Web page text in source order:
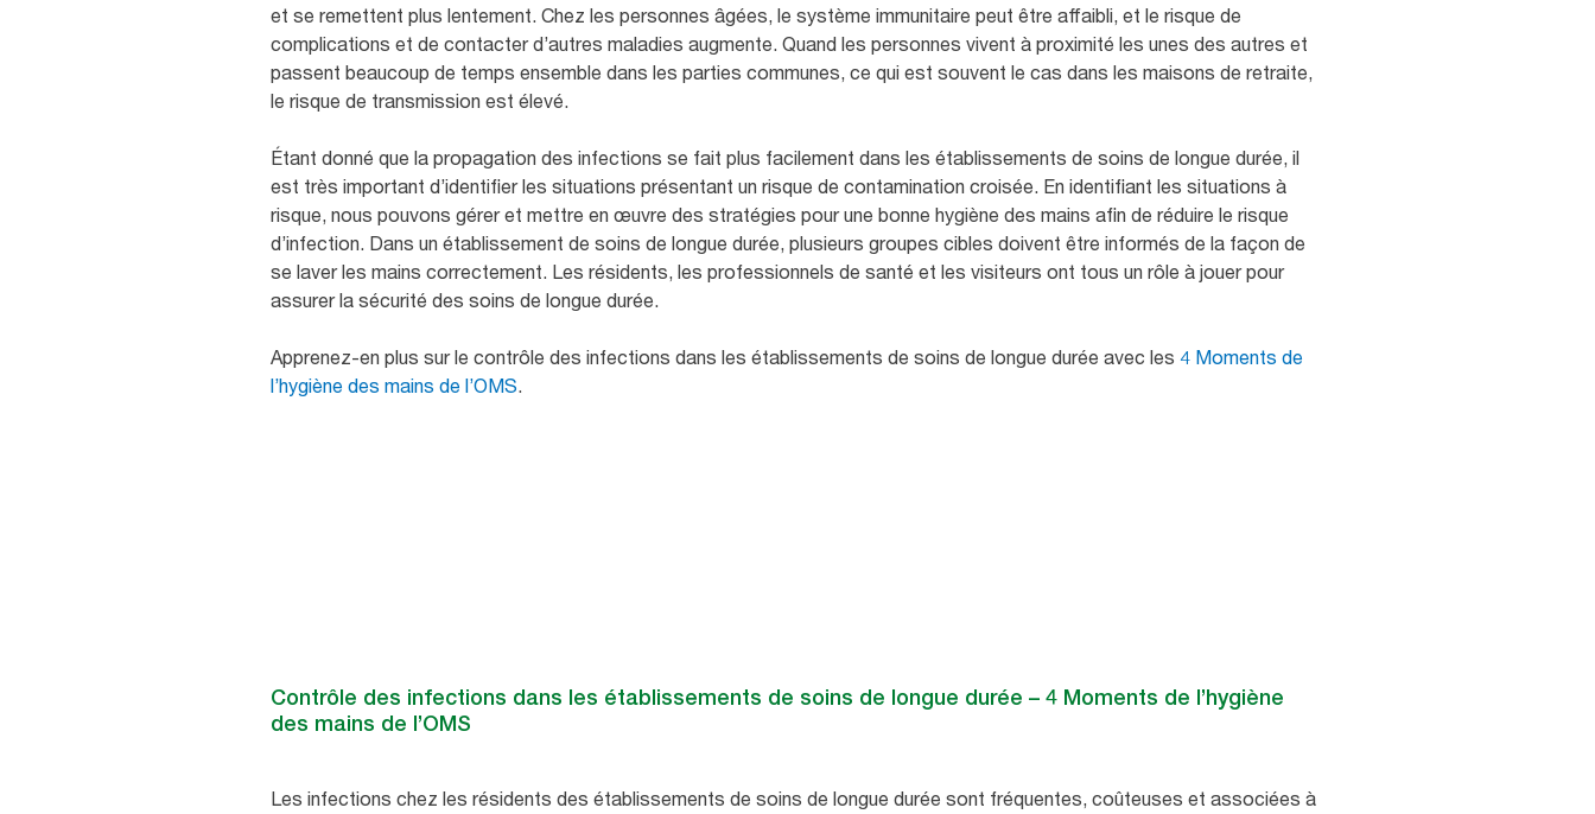
et se remettent plus lentement. Chez les personnes âgées, le système immunitaire peut être affaibli, et le risque de
complications et de contacter d’autres maladies augmente. Quand les personnes vivent à proximité les unes des autres et
passent beaucoup de temps ensemble dans les parties communes, ce qui est souvent le cas dans les maisons de retraite,
le risque de transmission est élevé.
Étant donné que la propagation des infections se fait plus facilement dans les établissements de soins de longue durée, il
est très important d’identifier les situations présentant un risque de contamination croisée. En identifiant les situations à
risque, nous pouvons gérer et mettre en œuvre des stratégies pour une bonne hygiène des mains afin de réduire le risque
d’infection. Dans un établissement de soins de longue durée, plusieurs groupes cibles doivent être informés de la façon de
se laver les mains correctement. Les résidents, les professionnels de santé et les visiteurs ont tous un rôle à jouer pour
assurer la sécurité des soins de longue durée.
Apprenez-en plus sur le contrôle des infections dans les établissements de soins de longue durée avec les 4 Moments de
l’hygiène des mains de l’OMS.
Contrôle des infections dans les établissements de soins de longue durée – 4 Moments de l’hygiène
des mains de l’OMS
Les infections chez les résidents des établissements de soins de longue durée sont fréquentes, coûteuses et associées à